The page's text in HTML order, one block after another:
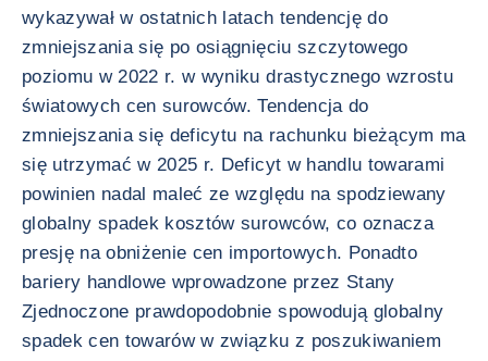
wykazywał w ostatnich latach tendencję do
zmniejszania się po osiągnięciu szczytowego
poziomu w 2022 r. w wyniku drastycznego wzrostu
światowych cen surowców. Tendencja do
zmniejszania się deficytu na rachunku bieżącym ma
się utrzymać w 2025 r. Deficyt w handlu towarami
powinien nadal maleć ze względu na spodziewany
globalny spadek kosztów surowców, co oznacza
presję na obniżenie cen importowych. Ponadto
bariery handlowe wprowadzone przez Stany
Zjednoczone prawdopodobnie spowodują globalny
spadek cen towarów w związku z poszukiwaniem